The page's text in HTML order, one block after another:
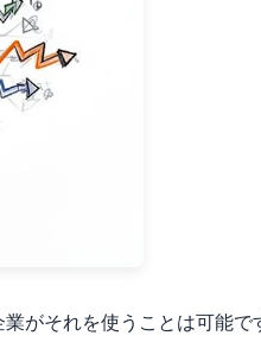
がそれを使うことは可能で